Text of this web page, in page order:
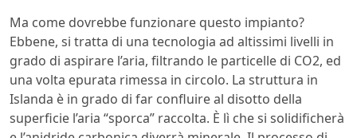
Ma come dovrebbe funzionare questo impianto?
Ebbene, si tratta di una tecnologia ad altissimi livelli in
grado di aspirare l’aria, filtrando le particelle di CO2, ed
una volta epurata rimessa in circolo. La struttura in
Islanda è in grado di far confluire al disotto della
superficie l’aria “sporca” raccolta. È lì che si solidificherà